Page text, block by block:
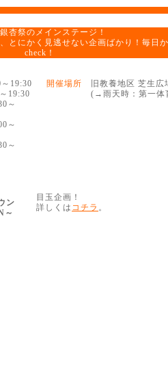
杏祭のメインステージ！
とにかく見逃せない企画ばかり！毎日
check！
19:30
19:30
～
～
～
開催場所
旧教養地区 芝生広
(→雨天時：第一体
ン
目玉企画！
詳しくは コチラ 。